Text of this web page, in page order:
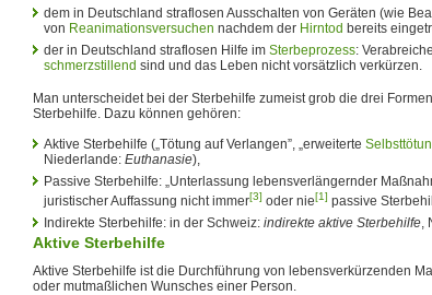
dem in Deutschland straflosen Ausschalten von Geräten (wie
von Reanimationsversuchen nachdem der Hirntod bereits
der in Deutschland straflosen Hilfe im Sterbeprozess:
schmerzstillend sind und das Leben nicht vorsätzlich verkürzen.
Man unterscheidet bei der Sterbehilfe zumeist grob die drei
Sterbehilfe. Dazu können gehören:
Aktive Sterbehilfe („Tötung auf Verlangen”, „erweiterte
Niederlande: Euthanasie),
Passive Sterbehilfe: „Unterlassung lebensverlängernder
juristischer Auffassung nicht immer[3] oder nie[1] passive
Indirekte Sterbehilfe: in der Schweiz: indirekte aktive Sterbehilfe,
Aktive Sterbehilfe
Aktive Sterbehilfe ist die Durchführung von lebensverkürzenden
oder mutmaßlichen Wunsches einer Person.